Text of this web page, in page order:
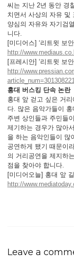
씨는 지난 2년 동안 경
치면서 사상의 자유 및
양심의 자유와 자기검
니다.
[미디어스] ‘리트윗 보
http://
[프레시안] ‘리트윗 보
http://
홍대 버스킹 단속 논란
홍대 앞 걷고 싶은 거
다. 많은 음악가들이
주변 상인들과 주민들
제기하는 경우가 많아
을 하는 음악인들이 많
공연하게 됐기 때문이
의 거리공연을 제지하
점을 찾아야 합니다.
[미디어오늘] 홍대 앞
http://
Leave a